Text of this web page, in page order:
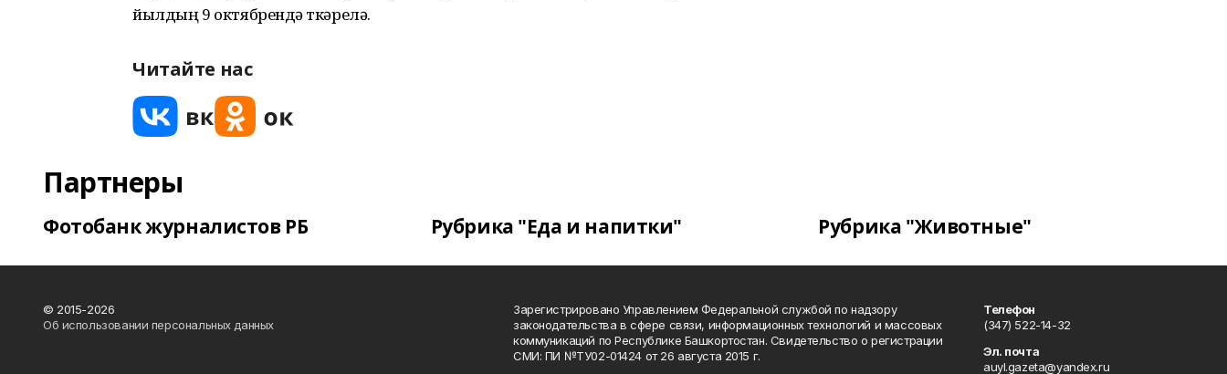
йылдың 9 октябрендә үткәрелә.
Читайте нас
Партнеры
Фотобанк журналистов РБ Рубрика "Еда и напитки" Рубрика "Животные"
© 2015-2026
Об использовании персональных данных
Зарегистрировано Управлением Федеральной службой по надзору
законодательства в сфере связи, информационных технологий и массовых
коммуникаций по Республике Башкортостан. Свидетельство о регистрации
СМИ: ПИ №ТУ02-01424 от 26 августа 2015 г.
Телефон
(347) 522-14-32
Эл. почта
auyl.gazeta@yandex.ru